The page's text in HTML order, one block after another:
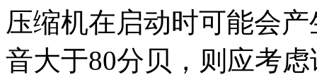
压缩机在启动时可能会
音大于80分贝，则应考